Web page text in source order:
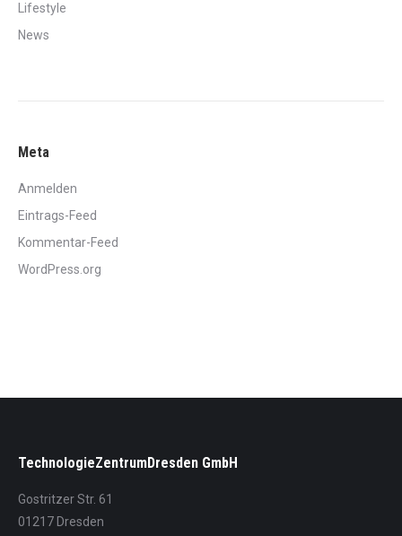
Lifestyle
News
Meta
Anmelden
Eintrags-Feed
Kommentar-Feed
WordPress.org
TechnologieZentrumDresden GmbH
Gostritzer Str. 61
01217 Dresden